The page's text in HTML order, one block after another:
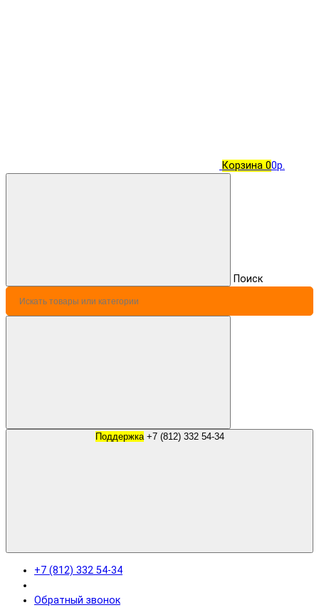
Корзина 00р.
Поиск
Поддержка +7 (812) 332 54-34
+7 (812) 332 54-34
Обратный звонок